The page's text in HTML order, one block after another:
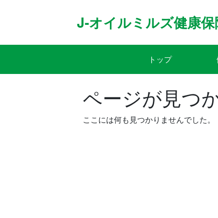
J-オイルミルズ健康
トップ
ページが見つ
ここには何も見つかりませんでした。